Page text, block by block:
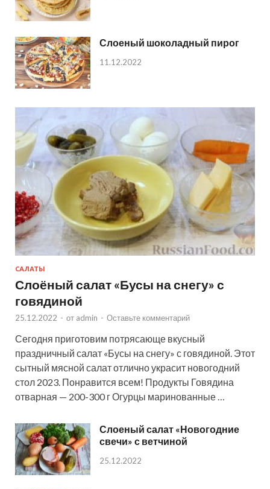
Слоеный шоколадный пирог
11.12.2022
САЛАТЫ
Слоёный салат «Бусы на снегу» с
говядиной
25.12.2022 - от admin - Оставьте комментарий
Сегодня приготовим потрясающе вкусный
праздничный салат «Бусы на снегу» с говядиной. Этот
сытный мясной салат отлично украсит новогодний
стол 2023. Понравится всем! Продукты Говядина
отварная — 200-300 г Огурцы маринованные …
Слоеный салат «Новогодние
свечи» с ветчиной
25.12.2022